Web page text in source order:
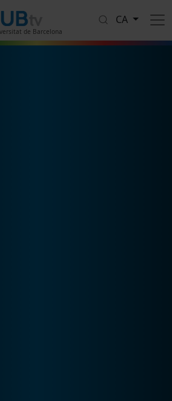
de Barcelona
CA